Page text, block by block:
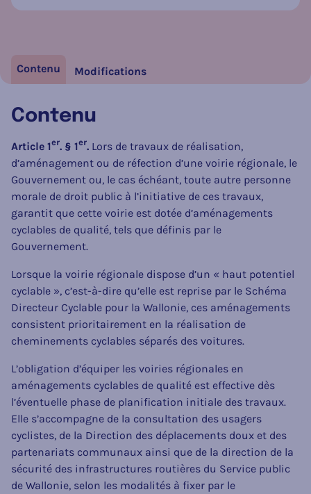
sur les réseaux sociaux
Contenu Modifications
Contenu
Article 1er. § 1er. Lors de travaux de réalisation,
d’aménagement ou de réfection d’une voirie régionale, le
Gouvernement ou, le cas échéant, toute autre personne
morale de droit public à l’initiative de ces travaux,
garantit que cette voirie est dotée d’aménagements
cyclables de qualité, tels que définis par le
Gouvernement.
Lorsque la voirie régionale dispose d’un « haut potentiel
cyclable », c’est-à-dire qu’elle est reprise par le Schéma
Directeur Cyclable pour la Wallonie, ces aménagements
consistent prioritairement en la réalisation de
cheminements cyclables séparés des voitures.
L’obligation d’équiper les voiries régionales en
aménagements cyclables de qualité est effective dès
l’éventuelle phase de planification initiale des travaux.
Elle s’accompagne de la consultation des usagers
cyclistes, de la Direction des déplacements doux et des
partenariats communaux ainsi que de la direction de la
sécurité des infrastructures routières du Service public
de Wallonie, selon les modalités à fixer par le